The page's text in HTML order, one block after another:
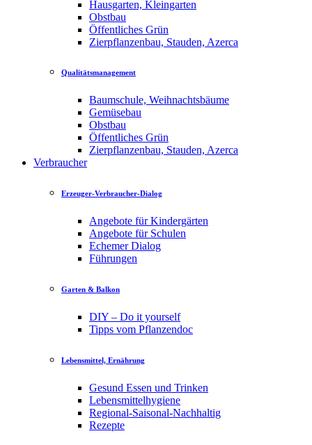
Hausgarten, Kleingarten
Obstbau
Öffentliches Grün
Zierpflanzenbau, Stauden, Azerca
Qualitätsmanagement
Baumschule, Weihnachtsbäume
Gemüsebau
Obstbau
Öffentliches Grün
Zierpflanzenbau, Stauden, Azerca
Verbraucher
Erzeuger-Verbraucher-Dialog
Angebote für Kindergärten
Angebote für Schulen
Echemer Dialog
Führungen
Garten & Balkon
DIY – Do it yourself
Tipps vom Pflanzendoc
Lebensmittel, Ernährung
Gesund Essen und Trinken
Lebensmittelhygiene
Regional-Saisonal-Nachhaltig
Rezepte